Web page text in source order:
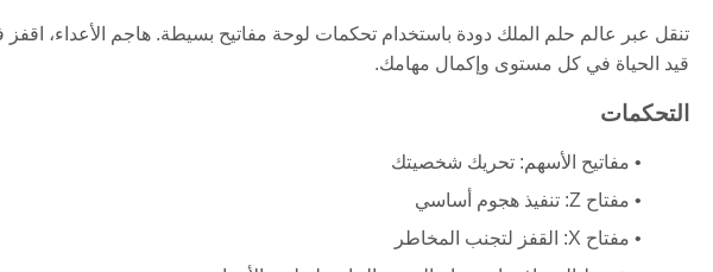
تنقل عبر عالم حلم الملك دودة باستخدام تحكمات لوحة مفاتيح بسيطة. هاجم الأعداء،
قيد الحياة في كل مستوى وإكمال مهامك.
التحكمات
مفاتيح الأسهم: تحريك شخصيتك
مفتاح Z: تنفيذ هجوم أساسي
مفتاح X: القفز لتجنب المخاطر